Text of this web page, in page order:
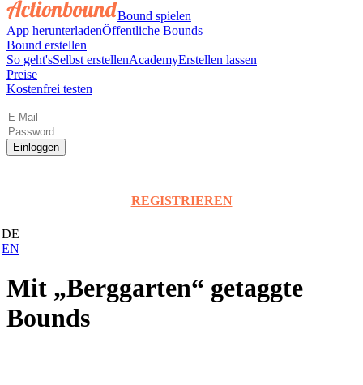
Bound spielen
App herunterladenÖffentliche Bounds
Bound erstellen
So geht'sSelbst erstellenAcademyErstellen lassen
Preise
Kostenfrei testen
Einloggen
REGISTRIEREN
DE
EN
Mit „Berggarten“ getaggte
Bounds